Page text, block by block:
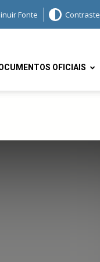
Fonte Contraste
OFICIAIS